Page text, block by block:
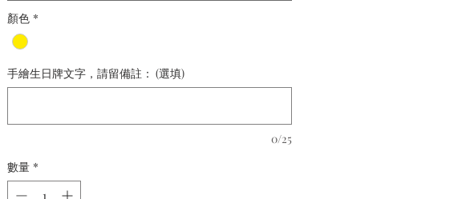
顏色 *
手繪生日牌文字，請留備註： (選填)
0/25
數量 *